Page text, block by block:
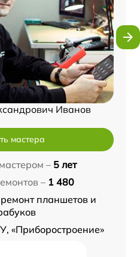
Иванов
мастера
– 5 лет
– 1 480
ремонт планшетов и
«Приборостроение»